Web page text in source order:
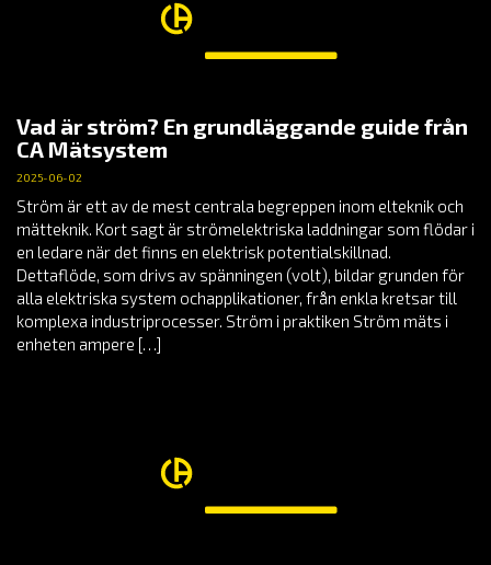
Vad är ström? En grundläggande guide från
CA Mätsystem
2025-06-02
Ström är ett av de mest centrala begreppen inom elteknik och
mätteknik. Kort sagt är strömelektriska laddningar som flödar i
en ledare när det finns en elektrisk potentialskillnad.
Dettaflöde, som drivs av spänningen (volt), bildar grunden för
alla elektriska system ochapplikationer, från enkla kretsar till
komplexa industriprocesser. Ström i praktiken Ström mäts i
enheten ampere […]